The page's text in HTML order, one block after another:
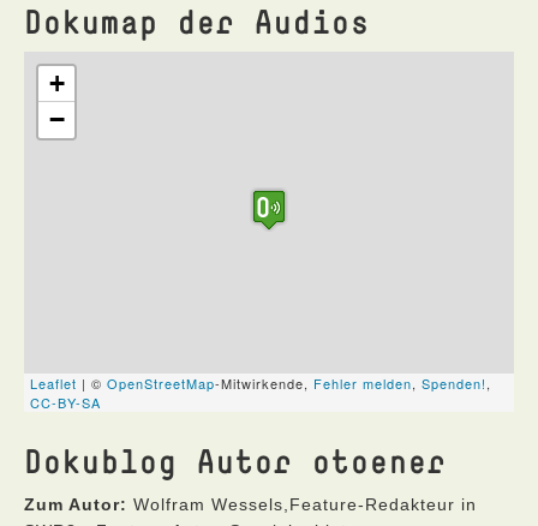
Dokumap der Audios
Dokublog Autor otoener
Zum Autor: Wolfram Wessels,Feature-Redakteur in